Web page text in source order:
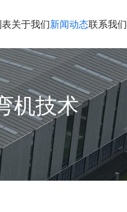
关于我们新闻动态联系我们
机技术